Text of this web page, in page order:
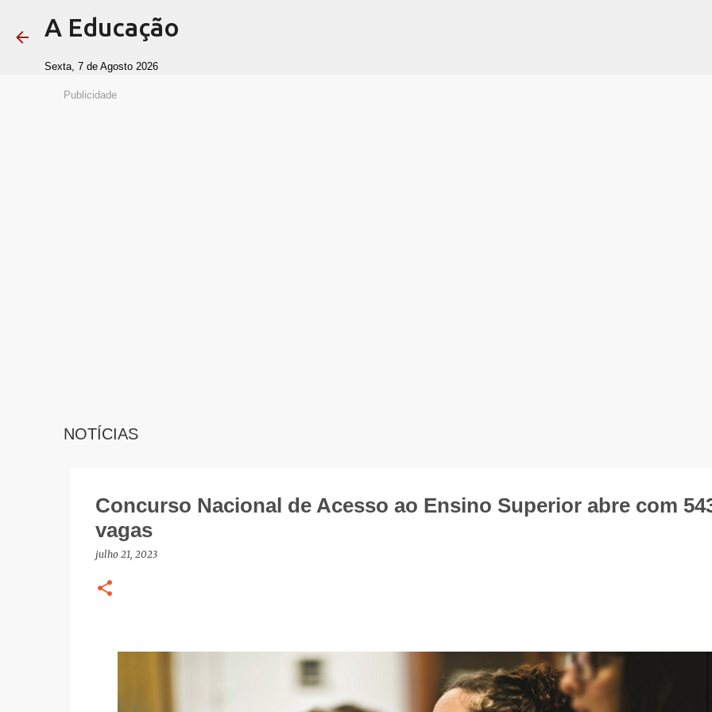
A Educação
Sexta, 7 de Agosto 2026
Publicidade
NOTÍCIAS
Concurso Nacional de Acesso ao Ensino Superior abre com
vagas
julho 21, 2023